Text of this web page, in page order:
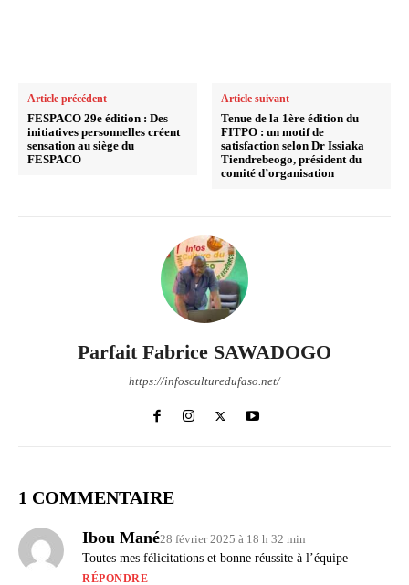
Article précédent
FESPACO 29e édition : Des
initiatives personnelles créent
sensation au siège du
FESPACO
Article suivant
Tenue de la 1ère édition du
FITPO : un motif de
satisfaction selon Dr Issiaka
Tiendrebeogo, président du
comité d’organisation
Parfait Fabrice SAWADOGO
https://infosculturedufaso.net/
1 COMMENTAIRE
Ibou Mané28 février 2025 à 18 h 32 min
Toutes mes félicitations et bonne réussite à l’équipe
RÉPONDRE